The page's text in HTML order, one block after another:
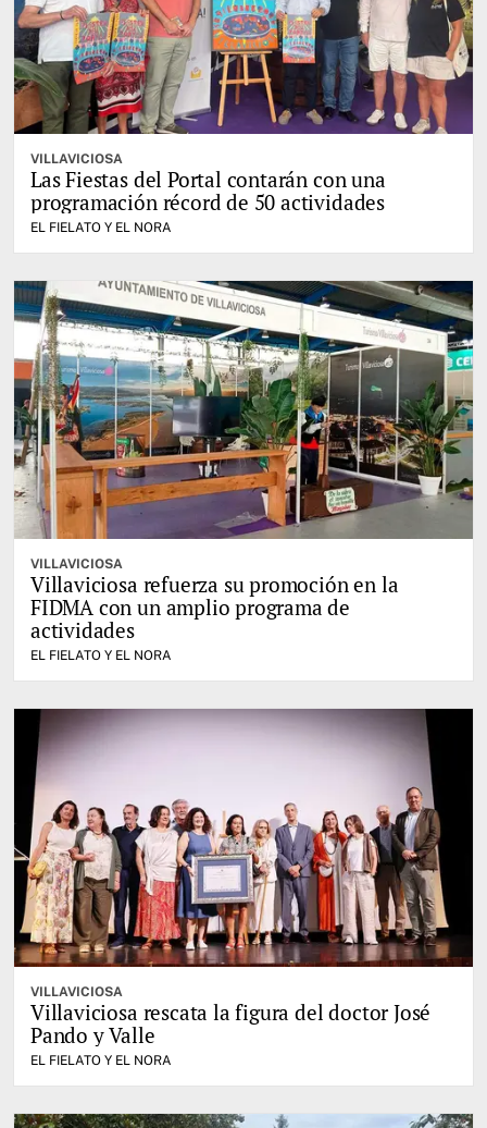
VILLAVICIOSA
Las Fiestas del Portal contarán con una
programación récord de 50 actividades
EL FIELATO Y EL NORA
VILLAVICIOSA
Villaviciosa refuerza su promoción en la
FIDMA con un amplio programa de
actividades
EL FIELATO Y EL NORA
VILLAVICIOSA
Villaviciosa rescata la figura del doctor José
Pando y Valle
EL FIELATO Y EL NORA